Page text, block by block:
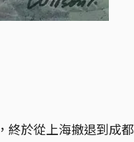
終於從上海撤退到成都